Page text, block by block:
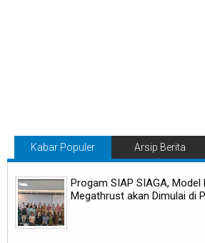
Kabar Populer Arsip Berita
Progam SIAP SIAGA, Model
Megathrust akan Dimulai di